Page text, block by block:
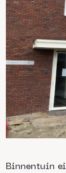
Binnentuin